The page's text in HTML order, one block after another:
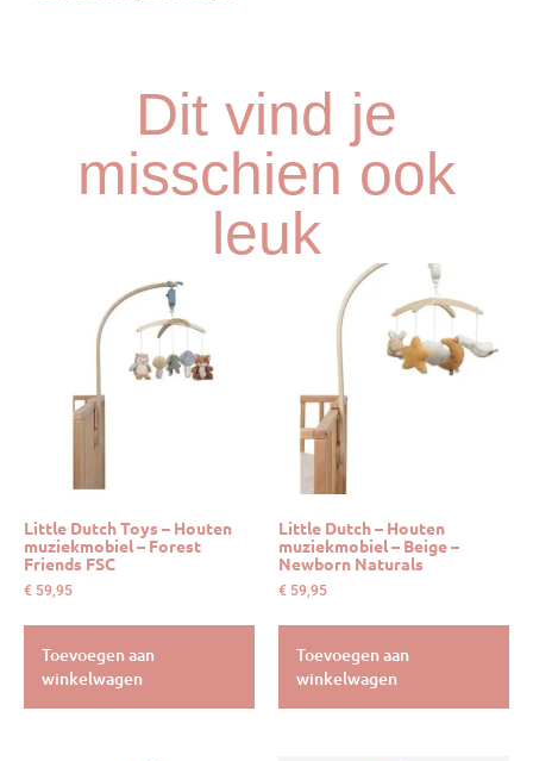
Dit vind je
misschien ook
leuk
Little Dutch Toys – Houten
muziekmobiel – Forest
Friends FSC
€ 59,95
Toevoegen aan
winkelwagen
Little Dutch – Houten
muziekmobiel – Beige –
Newborn Naturals
€ 59,95
Toevoegen aan
winkelwagen